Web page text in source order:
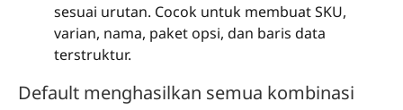
sesuai urutan. Cocok untuk membuat SKU,
varian, nama, paket opsi, dan baris data
terstruktur.
Default menghasilkan semua kombinasi